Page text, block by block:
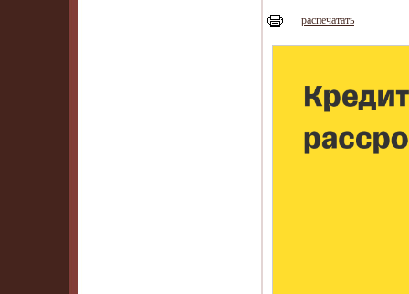
распечатать